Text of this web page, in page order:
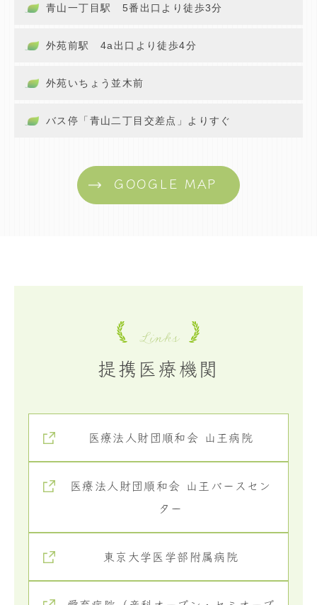
青山一丁目駅 5番出口より徒歩3分
外苑前駅 4a出口より徒歩4分
外苑いちょう並木前
バス停「青山二丁目交差点」よりすぐ
GOOGLE MAP
Links
提携医療機関
医療法人財団順和会 山王病院
医療法人財団順和会 山王バースセン
ター
東京大学医学部 附属病院